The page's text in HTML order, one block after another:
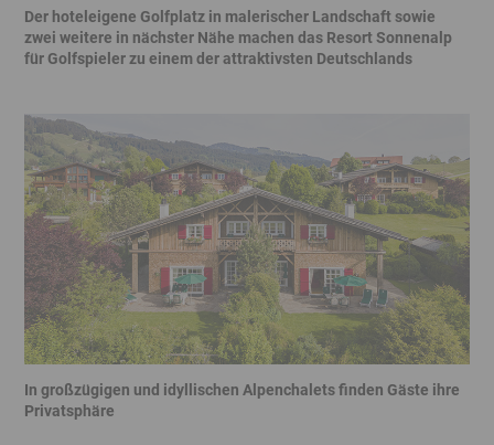
Der hoteleigene Golfplatz in malerischer Landschaft sowie
zwei weitere in nächster Nähe machen das Resort Sonnenalp
für Golfspieler zu einem der attraktivsten Deutschlands
Ende
Banner
überspringen
In großzügigen und idyllischen Alpenchalets finden Gäste ihre
Privatsphäre